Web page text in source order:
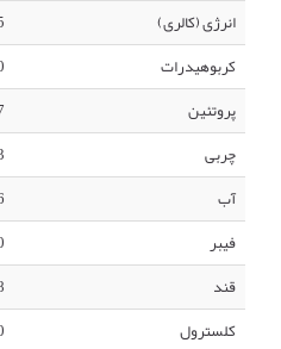
انرژی (کالری)
کربوهیدرات
پروتئین
چربی
آب
فیبر
قند
کلسترول